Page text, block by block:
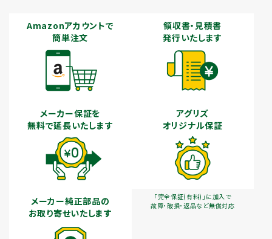
Amazonアカウントで
簡単注文
領収書・見積書
発行いたします
メーカー保証を
無料で延長いたします
アグリズ
オリジナル保証
「完全保証(有料)」に加入で
故障・破損・返品など無償対応
メーカー純正部品の
お取り寄せいたします